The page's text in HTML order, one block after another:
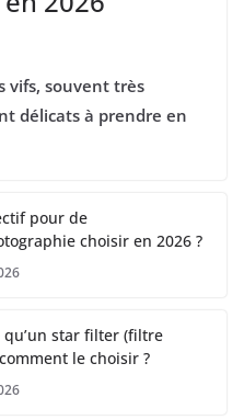
vifs, souvent très
délicats à prendre en
pour de
choisir en 2026 ?
qu’un star filter (filtre
le choisir ?